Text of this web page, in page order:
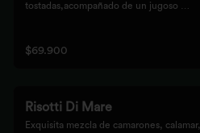
tostadas,acompañado de un jugoso
$69.900
Risotti Di Mare
Exquisita mezcla de camarones, calamar,